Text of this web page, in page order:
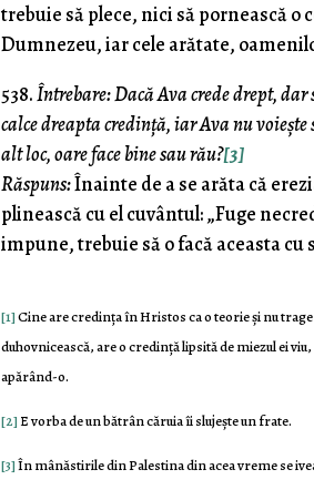
trebuie să plece, nici să pornească
Dumnezeu, iar cele arătate,
538.Întrebare: Dacă Ava crede drept, dar
calce dreapta credinţă, iar Ava nu voieşte
alt loc, oare face bine sau rău?[3]
Răspuns:Înainte de a se arăta că
plinească cu el cuvântul: „Fuge
impune, trebuie să o facă aceasta
[1]Cine are credinţa în Hristos ca o teorie şi nu
duhovnicească, are o credinţă lipsită de miezul ei
apărând-o.
[2] Ε vorba de un bătrân căruia îi slujeşte un frate.
[3]În mânăstirile din Palestina din acea vreme se